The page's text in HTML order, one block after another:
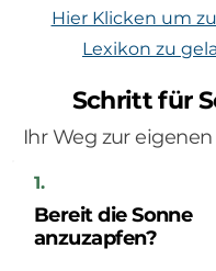
Hier Klicken um
Lexikon zu
Schritt für
Ihr Weg zur
1.
Bereit die Sonne
anzuzapfen?